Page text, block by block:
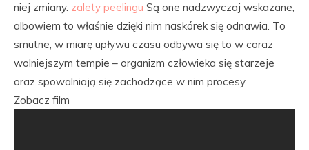
niej zmiany. zalety peelingu Są one nadzwyczaj wskazane,
albowiem to właśnie dzięki nim naskórek się odnawia. To
smutne, w miarę upływu czasu odbywa się to w coraz
wolniejszym tempie – organizm człowieka się starzeje
oraz spowalniają się zachodzące w nim procesy.
Zobacz film